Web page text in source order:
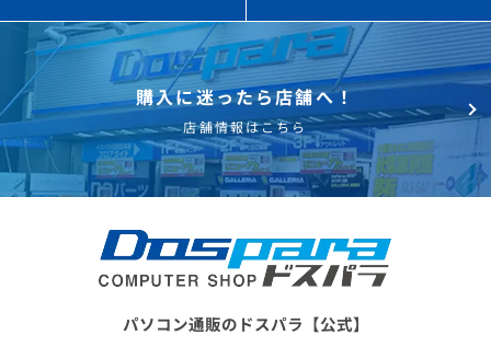
購入に迷ったら店舗へ！
店舗情報はこちら
パソコン通販のドスパラ【公式】